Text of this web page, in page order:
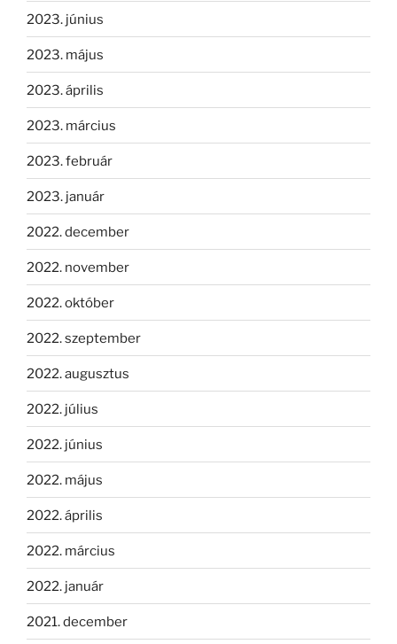
2023. június
2023. május
2023. április
2023. március
2023. február
2023. január
2022. december
2022. november
2022. október
2022. szeptember
2022. augusztus
2022. július
2022. június
2022. május
2022. április
2022. március
2022. január
2021. december